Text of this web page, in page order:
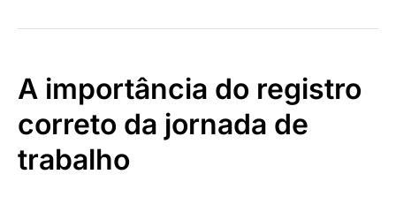
A importância do registro
correto da jornada de
trabalho